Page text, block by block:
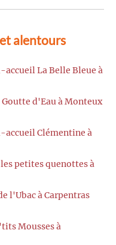
alentours
La Belle Bleue à
d'Eau à Monteux
Clémentine à
petites quenottes à
l'Ubac à Carpentras
Mousses à